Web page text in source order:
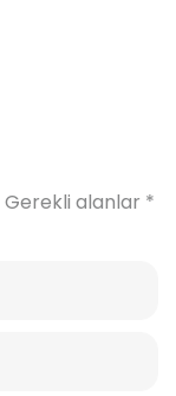
Gerekli alanlar *